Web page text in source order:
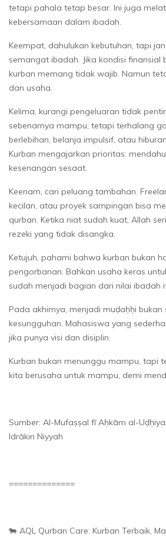
tetapi pahala tetap besar. Ini juga
kebersamaan dalam ibadah.
Keempat, dahulukan kebutuhan, tapi
semangat ibadah. Jika kondisi finansial
kurban memang tidak wajib. Namun
dan usaha.
Kelima, kurangi pengeluaran tidak
sebenarnya mampu, tetapi terhalang
berlebihan, belanja impulsif, atau
Kurban mengajarkan prioritas:
kesenangan sesaat.
Keenam, cari peluang tambahan.
kecilan, atau proyek sampingan bisa
qurban. Ketika niat sudah kuat, Allah
rezeki yang tidak disangka.
Ketujuh, pahami bahwa kurban bukan
pengorbanan. Bahkan usaha keras
sudah menjadi bagian dari nilai ibadah
Pada akhirnya, menjadi muḍaḥḥi
kesungguhan. Mahasiswa yang
jika punya visi dan disiplin.
Kurban bukan menunggu mampu, tapi
kita berusaha untuk mampu, demi
Sumber: Al-Mufaṣṣal fī Aḥkām al-
Idrākin Niyyah
==============
🐄 AQL Qurban Care: Kurban Terbaik,